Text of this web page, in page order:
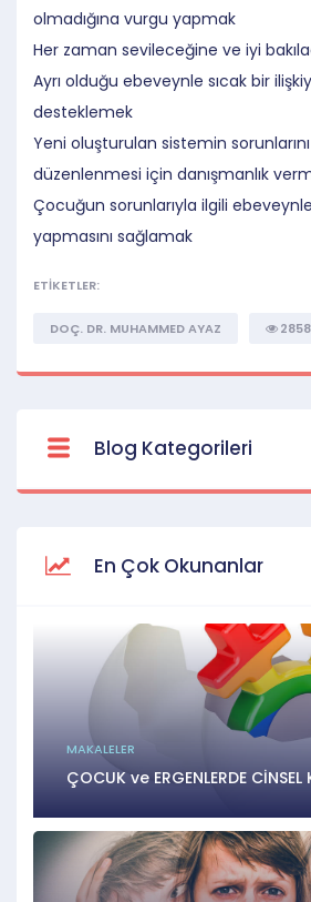
olmadığına vurgu yapmak
Her zaman sevileceğine ve iyi
Ayrı olduğu ebeveynle sıcak bir
desteklemek
Yeni oluşturulan sistemin
düzenlenmesi için danışmanlık
Çocuğun sorunlarıyla ilgili
yapmasını sağlamak
ETİKETLER:
DOÇ. DR. MUHAMMED AYAZ
Blog Kategorileri
En Çok Okunanlar
MAKALELER
ÇOCUK ve ERGENLERDE CİNSEL